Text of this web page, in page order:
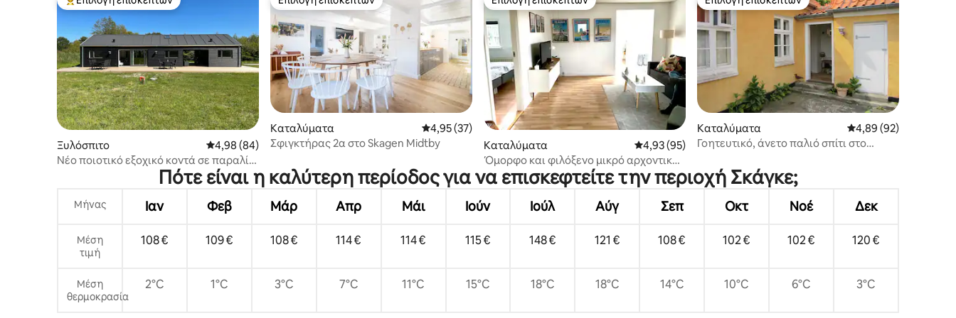
Κορυφαία επιλογή επισκεπτών
Ξυλόσπιτο Μέση βαθμολογία: 4,98 στα 5, 84 κριτικές
4,98 (84)
Νέο ποιοτικό εξοχικό κοντά σε παραλία
Επιλογή επισκεπτών
Καταλύματα Μέση βαθμολογία: 4,95 στα 5, 37 κριτικές
4,95 (37)
Σφιγκτήρας 2α στο Skagen Midtby
Επιλογή επισκεπτών
Καταλύματα Μέση βαθμολογία: 4,93 στα 5, 95 κριτικές
4,93 (95)
Όμορφο και φιλόξενο μικρό αρχοντικό
με μεγάλη αυλή
Επιλογή επισκεπτών
Καταλύματα Μέση βαθμολογία:
4,89 (92)
Γοητευτικό, άνετο παλιό σπίτι στο
Πότε είναι η καλύτερη περίοδος για να επισκεφτείτε την περιοχή Σκάγκε;
Μήνας Ιαν Φεβ Μάρ Απρ Μάι Ιούν Ιούλ Αύγ Σεπ Οκτ Νοέ Δεκ
Μέση
τιμή
108 € 109 € 108 € 114 € 114 € 115 € 148 € 121 € 108 € 102 € 102 € 120 €
Μέση
θερμοκρασία
2°C 1°C 3°C 7°C 11°C 15°C 18°C 18°C 14°C 10°C 6°C 3°C